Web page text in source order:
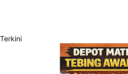
Terkini